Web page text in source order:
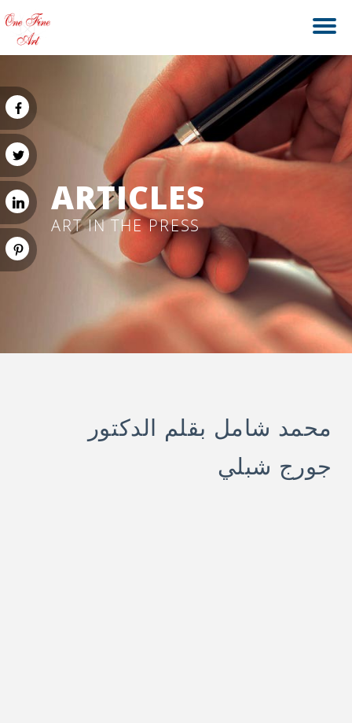
ARTICLES
ART IN THE PRESS
محمد شامل بقلم الدكتور
جورج شبلي